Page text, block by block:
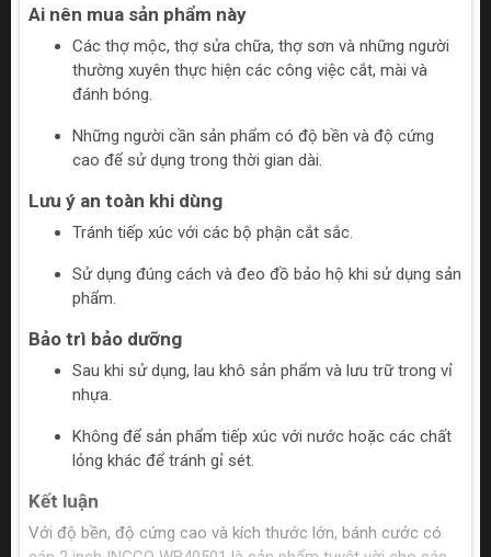
Ai nên mua sản phẩm này
Các thợ mộc, thợ sửa chữa, thợ sơn và những người
thường xuyên thực hiện các công việc cắt, mài và
đánh bóng.
Những người cần sản phẩm có độ bền và độ cứng
cao để sử dụng trong thời gian dài.
Lưu ý an toàn khi dùng
Tránh tiếp xúc với các bộ phận cắt sắc.
Sử dụng đúng cách và đeo đồ bảo hộ khi sử dụng sản
phẩm.
Bảo trì bảo dưỡng
Sau khi sử dụng, lau khô sản phẩm và lưu trữ trong vỉ
nhựa.
Không để sản phẩm tiếp xúc với nước hoặc các chất
lỏng khác để tránh gỉ sét.
Kết luận
Với độ bền, độ cứng cao và kích thước lớn, bánh cước có